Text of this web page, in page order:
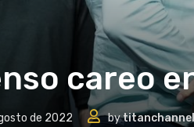
careo
de 2022 bytitanchannel